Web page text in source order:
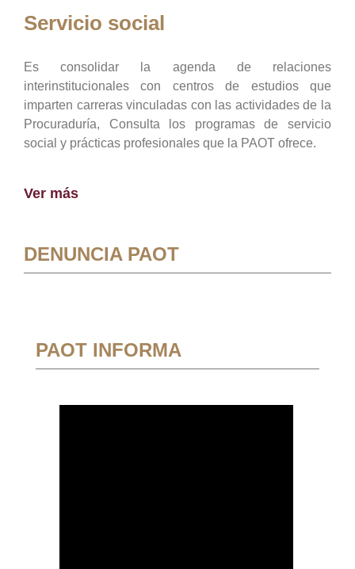
Servicio social
Es consolidar la agenda de relaciones
interinstitucionales con centros de estudios que
imparten carreras vinculadas con las actividades de la
Procuraduría, Consulta los programas de servicio
social y prácticas profesionales que la PAOT ofrece.
Ver más
DENUNCIA PAOT
PAOT INFORMA